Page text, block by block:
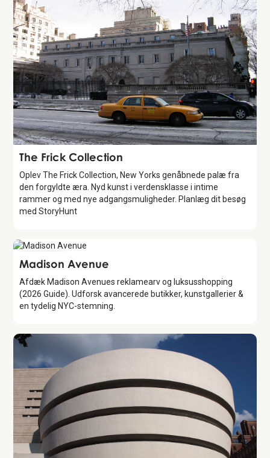
Attraction
The Frick Collection
Oplev The Frick Collection, New Yorks genåbnede palæ fra
den forgyldte æra. Nyd kunst i verdensklasse i intime
rammer og med nye adgangsmuligheder. Planlæg dit besøg
med StoryHunt
Attraction
Madison Avenue
Afdæk Madison Avenues reklamearv og luksusshopping
(2026 Guide). Udforsk avancerede butikker, kunstgallerier &
en tydelig NYC-stemning.